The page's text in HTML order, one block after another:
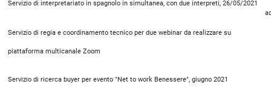
Servizio di interpretariato in spagnolo in simultanea, con due interpreti, 26/05/2021
Servizio di regia e coordinamento tecnico per due webinar da realizzare su
piattaforma multicanale Zoom
Servizio di ricerca buyer per evento "Net to work Benessere", giugno 2021